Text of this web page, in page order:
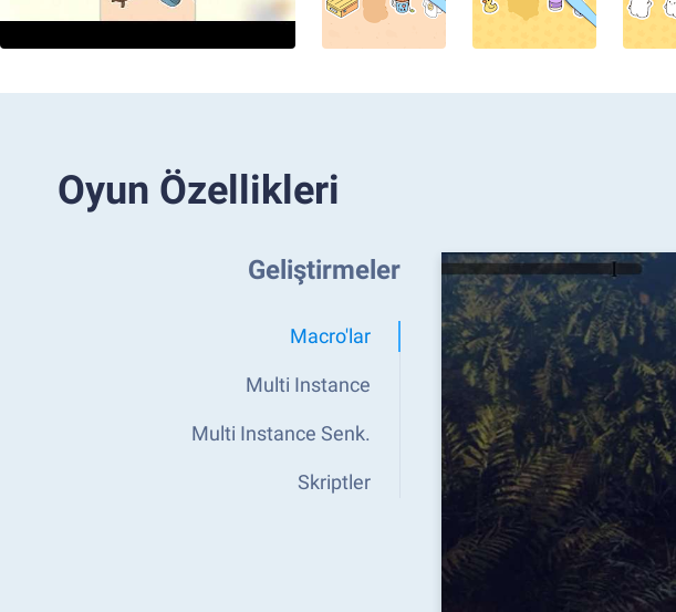
Oyun Özellikleri
Geliştirmeler
Macro'lar
Multi Instance
Multi Instance Senk.
Skriptler